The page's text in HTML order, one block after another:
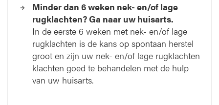
Minder dan 6 weken nek- en/of lage
rugklachten? Ga naar uw huisarts.
In de eerste 6 weken met nek- en/of lage
rugklachten is de kans op spontaan herstel
groot en zijn uw nek- en/of lage rugklachten
klachten goed te behandelen met de hulp
van uw huisarts.